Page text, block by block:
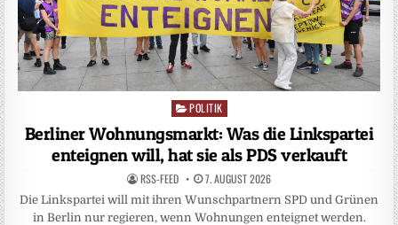
Posted
POLITIK
Berliner Wohnungsmarkt: Was die Linkspartei
enteignen will, hat sie als PDS verkauft
RSS-FEED 7. AUGUST 2026
Die Linkspartei will mit ihren Wunschpartnern SPD und Grünen
in Berlin nur regieren, wenn Wohnungen enteignet werden.